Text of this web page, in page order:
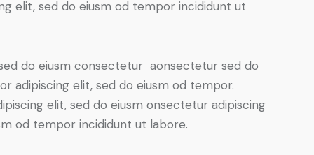
elit, sed do eiusm od tempor incididunt ut
do eiusm consectetur aonsectetur sed do
adipiscing elit, sed do eiusm od tempor.
elit, sed do eiusm onsectetur adipiscing
od tempor incididunt ut labore.